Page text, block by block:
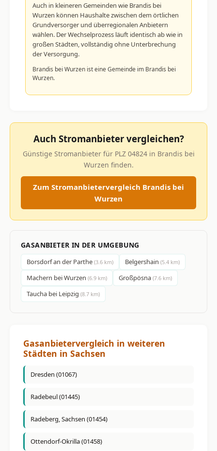
Auch in kleineren Gemeinden wie Brandis bei
Wurzen können Haushalte zwischen dem örtlichen
Grundversorger und überregionalen Anbietern
wählen. Der Wechselprozess läuft identisch ab wie in
großen Städten, vollständig ohne Unterbrechung
der Versorgung.
Brandis bei Wurzen ist eine Gemeinde im Brandis bei
Wurzen.
Auch Stromanbieter vergleichen?
Günstige Stromanbieter für PLZ 04824 in Brandis bei
Wurzen finden.
Zum Stromanbietervergleich Brandis bei
Wurzen
GASANBIETER IN DER UMGEBUNG
Borsdorf an der Parthe (3.6 km) Belgershain (5.4 km)
Machern bei Wurzen (6.9 km) Großpösna (7.6 km)
Taucha bei Leipzig (8.7 km)
Gasanbietervergleich in weiteren
Städten in Sachsen
Dresden (01067)
Radebeul (01445)
Radeberg, Sachsen (01454)
Ottendorf-Okrilla (01458)